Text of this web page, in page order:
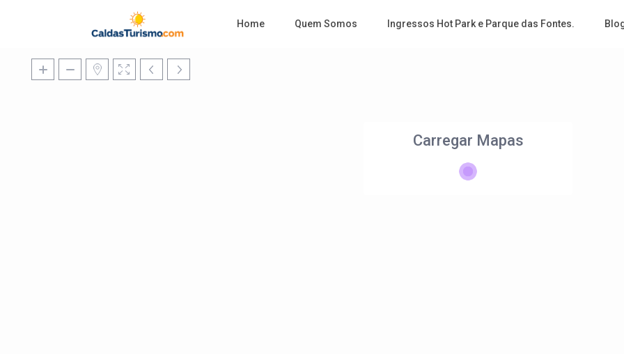
Home Quem Somos Ingressos Hot Park e Parque das Fontes.
Carregar Mapas